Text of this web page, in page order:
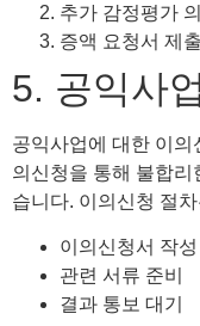
추가 감정평가
증액 요청서 제출
5. 공익사
공익사업에 대한 이의
의신청을 통해 불합리
습니다. 이의신청 절
이의신청서 작
관련 서류 준비
결과 통보 대기